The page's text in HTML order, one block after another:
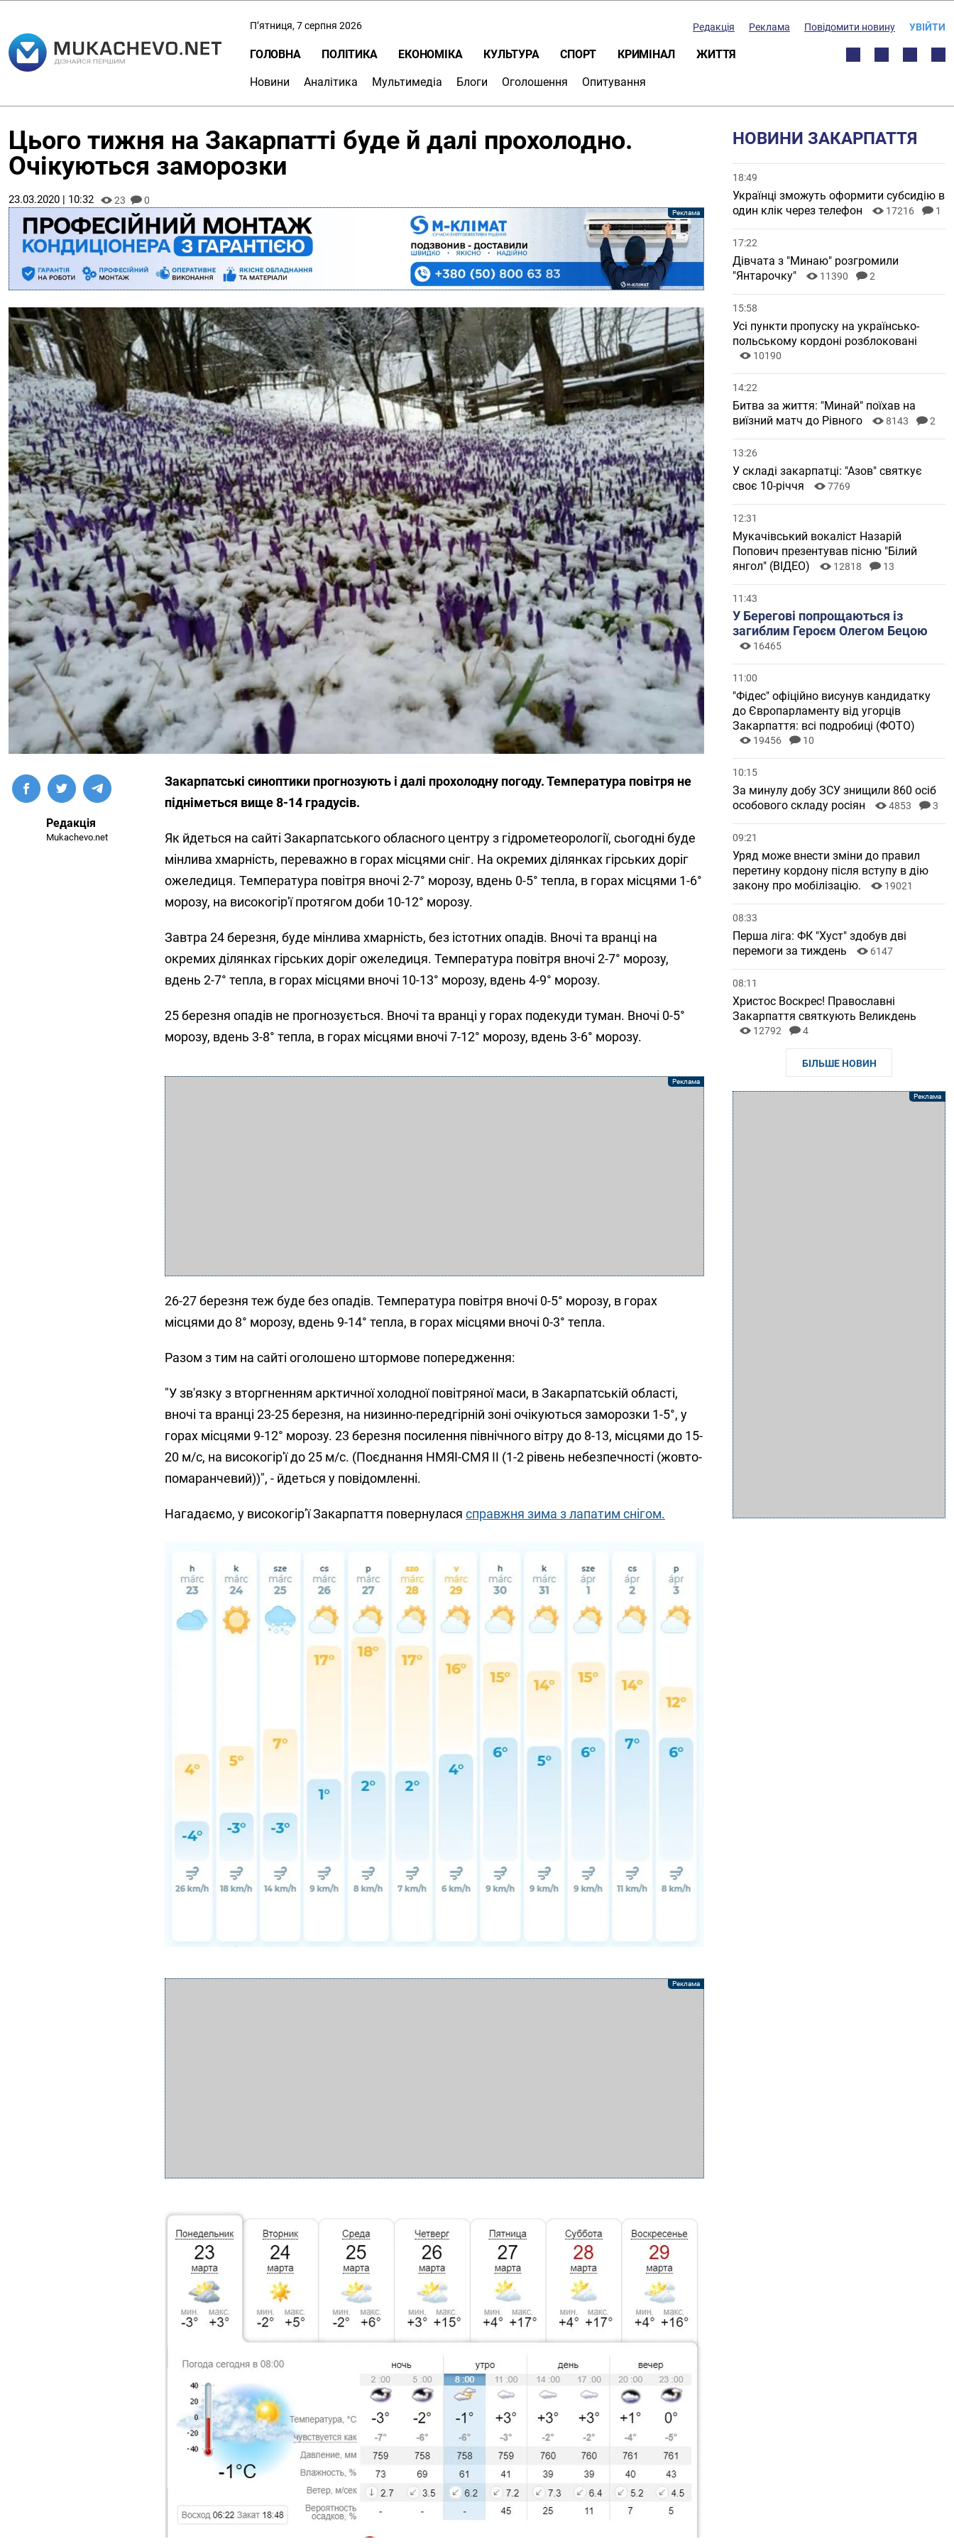
П’ятниця, 7 серпня 2026 Редакція Реклама Повідомити новину УВІЙТИ
ГОЛОВНА ПОЛІТИКА ЕКОНОМІКА КУЛЬТУРА СПОРТ КРИМІНАЛ ЖИТТЯ
Новини Аналітика Мультимедіа Блоги Оголошення Опитування
Цього тижня на Закарпатті буде й далі прохолодно.
Очікуються заморозки
23.03.2020 | 10:32 23 0
Редакція
Mukachevo.net
Закарпатські синоптики прогнозують і далі прохолодну погоду. Температура повітря не
підніметься вище 8-14 градусів.
Як йдеться на сайті Закарпатського обласного центру з гідрометеорології, сьогодні буде
мінлива хмарність, переважно в горах місцями сніг. На окремих ділянках гірських доріг
ожеледиця. Температура повітря вночі 2-7° морозу, вдень 0-5° тепла, в горах місцями 1-6°
морозу, на високогір'ї протягом доби 10-12° морозу.
Завтра 24 березня, буде мінлива хмарність, без істотних опадів. Вночі та вранці на
окремих ділянках гірських доріг ожеледиця. Температура повітря вночі 2-7° морозу,
вдень 2-7° тепла, в горах місцями вночі 10-13° морозу, вдень 4-9° морозу.
25 березня опадів не прогнозується. Вночі та вранці у горах подекуди туман. Вночі 0-5°
морозу, вдень 3-8° тепла, в горах місцями вночі 7-12° морозу, вдень 3-6° морозу.
26-27 березня теж буде без опадів. Температура повітря вночі 0-5° морозу, в горах
місцями до 8° морозу, вдень 9-14° тепла, в горах місцями вночі 0-3° тепла.
Разом з тим на сайті оголошено штормове попередження:
"У зв'язку з вторгненням арктичної холодної повітряної маси, в Закарпатській області,
вночі та вранці 23-25 березня, на низинно-передгірній зоні очікуються заморозки 1-5°, у
горах місцями 9-12° морозу. 23 березня посилення північного вітру до 8-13, місцями до 15-
20 м/с, на високогір'ї до 25 м/с. (Поєднання НМЯІ-СМЯ ІІ (1-2 рівень небезпечності (жовто-
помаранчевий))", - йдеться у повідомленні.
Нагадаємо, у високогір’ї Закарпаття повернулася справжня зима з лапатим снігом.
НОВИНИ ЗАКАРПАТТЯ
18:49
Українці зможуть оформити субсидію в
один клік через телефон
17216 1
17:22
Дівчата з "Минаю" розгромили
"Янтарочку"
11390 2
15:58
Усі пункти пропуску на українсько-
польському кордоні розблоковані
10190
14:22
Битва за життя: "Минай" поїхав на
виїзний матч до Рівного
8143 2
13:26
У складі закарпатці: "Азов" святкує
своє 10-річчя
7769
12:31
Мукачівський вокаліст Назарій
Попович презентував пісню "Білий
янгол" (ВІДЕО)
12818 13
11:43
У Берегові попрощаються із
загиблим Героєм Олегом Бецою
16465
11:00
"Фідес" офіційно висунув кандидатку
до Європарламенту від угорців
Закарпаття: всі подробиці (ФОТО)
19456 10
10:15
За минулу добу ЗСУ знищили 860 осіб
особового складу росіян
4853 3
09:21
Уряд може внести зміни до правил
перетину кордону після вступу в дію
закону про мобілізацію.
19021
08:33
Перша ліга: ФК "Хуст" здобув дві
перемоги за тиждень
6147
08:11
Христос Воскрес! Православні
Закарпаття святкують Великдень
12792 4
БІЛЬШЕ НОВИН